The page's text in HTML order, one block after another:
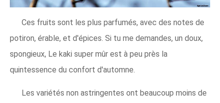
Ces fruits sont les plus parfumés, avec des notes de
potiron, érable, et d'épices. Si tu me demandes, un doux,
spongieux, Le kaki super mûr est à peu près la
quintessence du confort d'automne.
Les variétés non astringentes ont beaucoup moins de